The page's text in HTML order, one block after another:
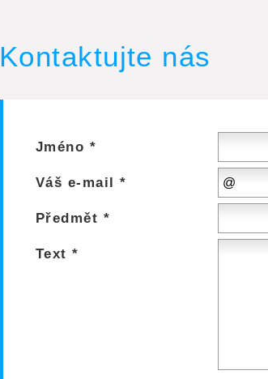
Kontaktujte nás
Jméno *
Váš e-mail *
Předmět *
Text *